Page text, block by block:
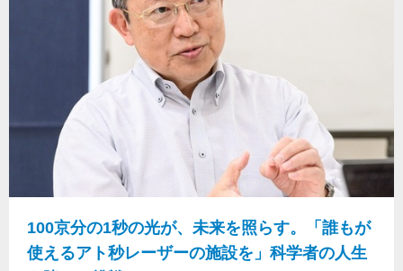
100京分の1秒の光が、未来を照らす。「誰もが
使えるアト秒レーザーの施設を」科学者の人生